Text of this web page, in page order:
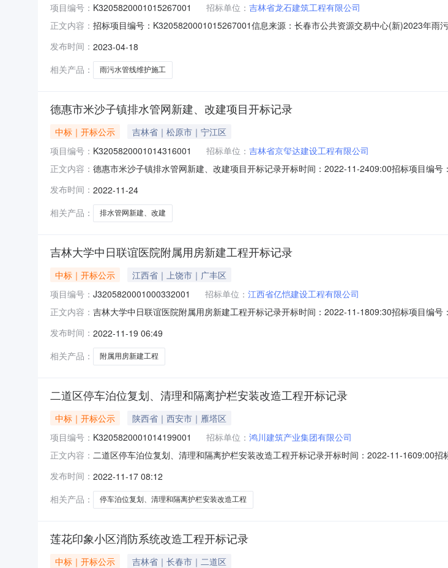
项目编号： K3205820001015267001 招标单位： 吉林省龙石建筑工程有限公司
正文内容： 招标项目编号：K3205820001015267001信息来源：长春市公共资源交易中心(新)2023年
求:;保证金金额:0.00元,投标文件递交时间:MonApr1716:51:02CST2023,投标人名称:吉林省松
发布时间： 2023-04-18
相关产品：
雨污水管线维护施工
德惠市米沙子镇排水管网新建、改建项目开标记录
中标｜开标公示
吉林省｜松原市｜宁江区
项目编号： K3205820001014316001 招标单位： 吉林省京玺达建设工程有限公司
正文内容： 德惠市米沙子镇排水管网新建、改建项目开标记录开标时间：2022-11-2409:00招标项目编
间:WedNov2316:21:43CST2022,投标人名称:吉林省佳骅路桥建设有限公司;项目负责人:;报价
发布时间： 2022-11-24
相关产品：
排水管网新建、改建
吉林大学中日联谊医院附属用房新建工程开标记录
中标｜开标公示
江西省｜上饶市｜广丰区
项目编号： J3205820001000332001 招标单位： 江西省亿恺建设工程有限公司
正文内容： 吉林大学中日联谊医院附属用房新建工程开标记录开标时间：2022-11-1809:30招标项目编
间:ThuNov1713:03:38CST2022,投标人名称:吉林省拓维环保集团股份有限公司;项目负责人:;
发布时间： 2022-11-19 06:49
相关产品：
附属用房新建工程
二道区停车泊位复划、清理和隔离护栏安装改造工程开标记录
中标｜开标公示
陕西省｜西安市｜雁塔区
项目编号： K3205820001014199001 招标单位： 鸿川建筑产业集团有限公司
正文内容： 二道区停车泊位复划、清理和隔离护栏安装改造工程开标记录开标时间：2022-11-1609:00
称:河南联润建筑工程有限公司;项目负责人:;报价:0.00元/%;工期:日历天;质量要求:;保证金金额
发布时间： 2022-11-17 08:12
相关产品：
停车泊位复划、清理和隔离护栏安装改造工程
莲花印象小区消防系统改造工程开标记录
中标｜开标公示
吉林省｜长春市｜二道区